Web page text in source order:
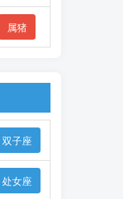
属猪
双子座
处女座